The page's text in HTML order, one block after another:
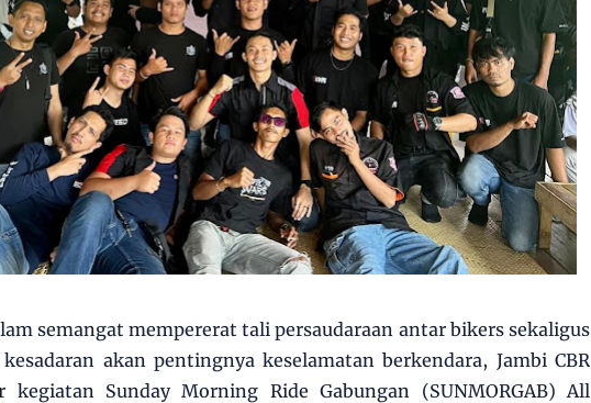
semangat mempererat tali persaudaraan antar bikers sekaligus
akan pentingnya keselamatan berkendara, Jambi CBR
kegiatan Sunday Morning Ride Gabungan (SUNMORGAB) All